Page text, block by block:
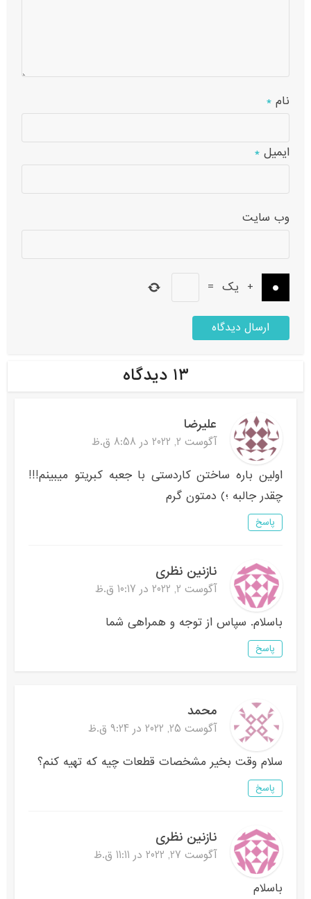
نام*
ایمیل*
وب‌ سایت
+ یک =
۱۳ دیدگاه
علیرضا
آگوست 2, 2022 در 8:58 ق.ظ
اولین باره ساختن کاردستی با جعبه کبریتو میبینم!!!
چقدر جالبه ؛) دمتون گرم
پاسخ
نازنین نظری
آگوست 2, 2022 در 10:17 ق.ظ
باسلام. سپاس از توجه و همراهی شما
پاسخ
محمد
آگوست 25, 2022 در 9:24 ق.ظ
سلام وقت بخیر مشخصات قطعات چیه که تهیه کنم؟
پاسخ
نازنین نظری
آگوست 27, 2022 در 11:11 ق.ظ
باسلام